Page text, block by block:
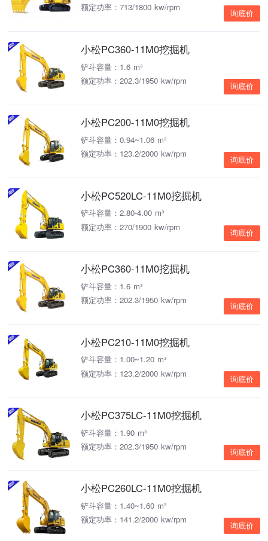
额定功率：713/1800 kw/rpm
询底价
小松PC360-11M0挖掘机
铲斗容量：1.6 m³
额定功率：202.3/1950 kw/rpm
询底价
小松PC200-11M0挖掘机
铲斗容量：0.94~1.06 m³
额定功率：123.2/2000 kw/rpm
询底价
小松PC520LC-11M0挖掘机
铲斗容量：2.80-4.00 m³
额定功率：270/1900 kw/rpm
询底价
小松PC360-11M0挖掘机
铲斗容量：1.6 m³
额定功率：202.3/1950 kw/rpm
询底价
小松PC210-11M0挖掘机
铲斗容量：1.00~1.20 m³
额定功率：123.2/2000 kw/rpm
询底价
小松PC375LC-11M0挖掘机
铲斗容量：1.90 m³
额定功率：202.3/1950 kw/rpm
询底价
小松PC260LC-11M0挖掘机
铲斗容量：1.40~1.60 m³
额定功率：141.2/2000 kw/rpm
询底价